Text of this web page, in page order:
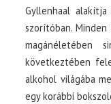
Gyllenhaal
szorítóban.
magánéletében
következtében
alkohol világába
egy korábbi